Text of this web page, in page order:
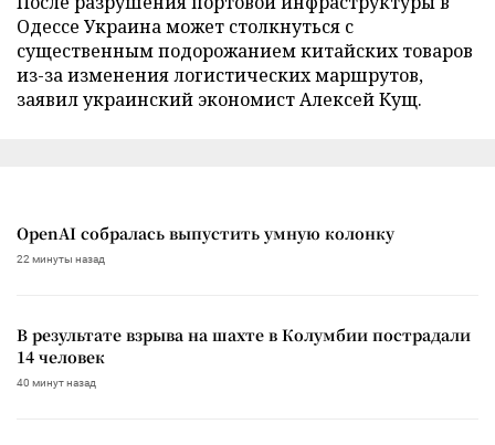
Одессе Украина может столкнуться с
существенным подорожанием китайских товаров
из-за изменения логистических маршрутов,
заявил украинский экономист Алексей Кущ.
OpenAI собралась выпустить умную колонку
22 минуты назад
В результате взрыва на шахте в Колумбии пострадали
14 человек
40 минут назад